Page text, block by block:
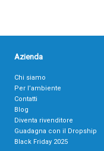
Azienda
Chi siamo
Per l’ambiente
Contatti
Blog
Diventa rivenditore
Guadagna con il Dropship
Black Friday 2025